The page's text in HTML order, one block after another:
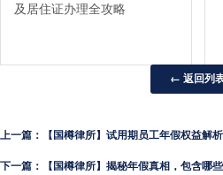
及居住证办理全攻略
← 返回列
上一篇：【国樽律所】试用期员工年假权益解
下一篇：【国樽律所】揭秘年假真相，包含哪